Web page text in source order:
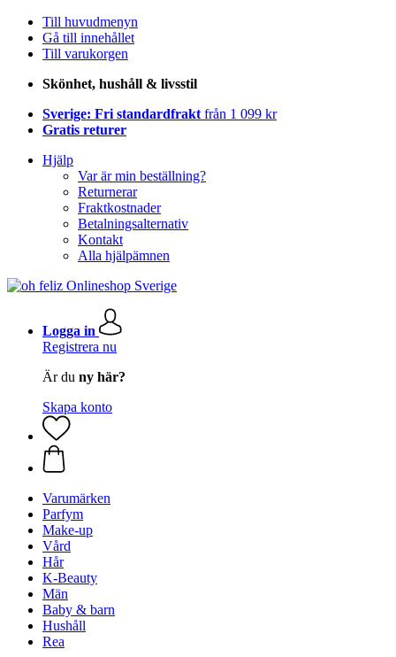
Till huvudmenyn
Gå till innehållet
Till varukorgen
Skönhet, hushåll & livsstil
Sverige: Fri standardfrakt från 1 099 kr
Gratis returer
Hjälp
Var är min beställning?
Returnerar
Fraktkostnader
Betalningsalternativ
Kontakt
Alla hjälpämnen
Logga in
Registrera nu
Är du ny här?
Skapa konto
Varumärken
Parfym
Make-up
Vård
Hår
K-Beauty
Män
Baby & barn
Hushåll
Rea